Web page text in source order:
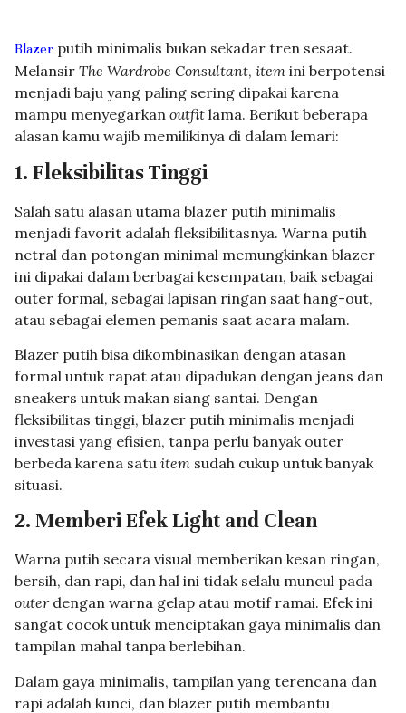
Blazer putih minimalis bukan sekadar tren sesaat.
Melansir The Wardrobe Consultant, item ini berpotensi
menjadi baju yang paling sering dipakai karena
mampu menyegarkan outfit lama. Berikut beberapa
alasan kamu wajib memilikinya di dalam lemari:
1. Fleksibilitas Tinggi
Salah satu alasan utama blazer putih minimalis
menjadi favorit adalah fleksibilitasnya. Warna putih
netral dan potongan minimal memungkinkan blazer
ini dipakai dalam berbagai kesempatan, baik sebagai
outer formal, sebagai lapisan ringan saat hang-out,
atau sebagai elemen pemanis saat acara malam.
Blazer putih bisa dikombinasikan dengan atasan
formal untuk rapat atau dipadukan dengan jeans dan
sneakers untuk makan siang santai. Dengan
fleksibilitas tinggi, blazer putih minimalis menjadi
investasi yang efisien, tanpa perlu banyak outer
berbeda karena satu item sudah cukup untuk banyak
situasi.
2. Memberi Efek Light and Clean
Warna putih secara visual memberikan kesan ringan,
bersih, dan rapi, dan hal ini tidak selalu muncul pada
outerdengan warna gelap atau motif ramai. Efek ini
sangat cocok untuk menciptakan gaya minimalis dan
tampilan mahal tanpa berlebihan.
Dalam gaya minimalis, tampilan yang terencana dan
rapi adalah kunci, dan blazer putih membantu